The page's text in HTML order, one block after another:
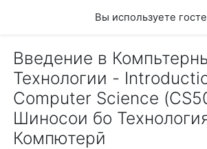
Вы используете
Введение в
Технологии -
Computer Science
Шиносои бо
Компютерӣ